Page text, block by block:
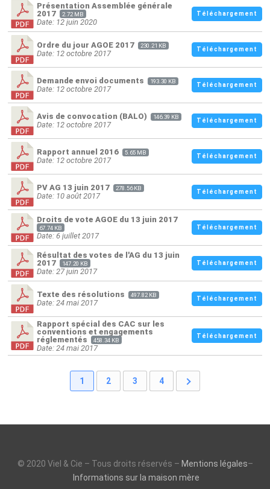
Présentation Assemblée générale
2017 2.72 MB
Date: 12 juin 2020
Téléchargement
Ordre du jour AGOE 2017 230.21 KB
Date: 12 octobre 2017 Téléchargement
Demande envoi documents 193.30 KB
Date: 12 octobre 2017 Téléchargement
Avis de convocation (BALO) 146.39 KB
Date: 12 octobre 2017 Téléchargement
Rapport annuel 2016 5.65 MB
Date: 12 octobre 2017 Téléchargement
PV AG 13 juin 2017 278.56 KB
Date: 10 août 2017 Téléchargement
Droits de vote AGOE du 13 juin 2017
67.74 KB
Date: 6 juillet 2017
Téléchargement
Résultat des votes de l'AG du 13 juin
2017 147.20 KB
Date: 27 juin 2017
Téléchargement
Texte des résolutions 497.82 KB
Date: 24 mai 2017 Téléchargement
Rapport spécial des CAC sur les
conventions et engagements
réglementés 458.34 KB
Date: 24 mai 2017
Téléchargement
1 2 3 4
© 2020 Viel & Cie – Tous droits réservés – Mentions légales–
Informations sur la maison mère